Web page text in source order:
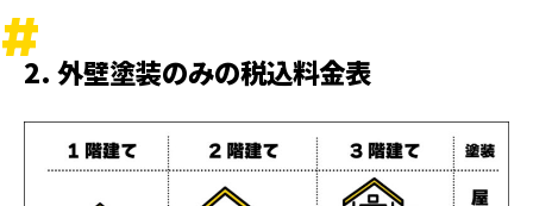
2. 外壁塗装のみの税込料金表